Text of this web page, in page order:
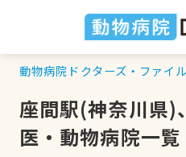
動物病院ドクターズ・ファイル
座間駅(神奈川県)
医・動物病院一覧